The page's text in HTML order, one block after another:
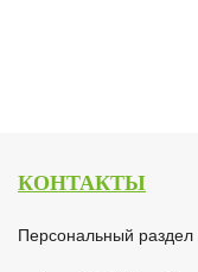
КОНТАКТЫ
Персональный раздел